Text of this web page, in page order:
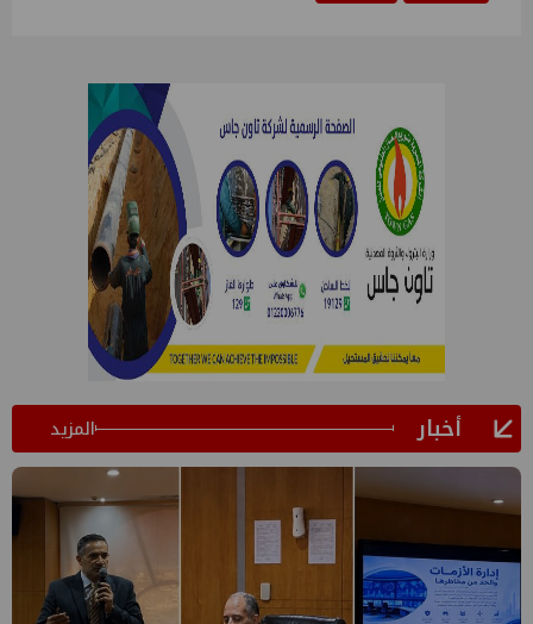
أخبار المزيد